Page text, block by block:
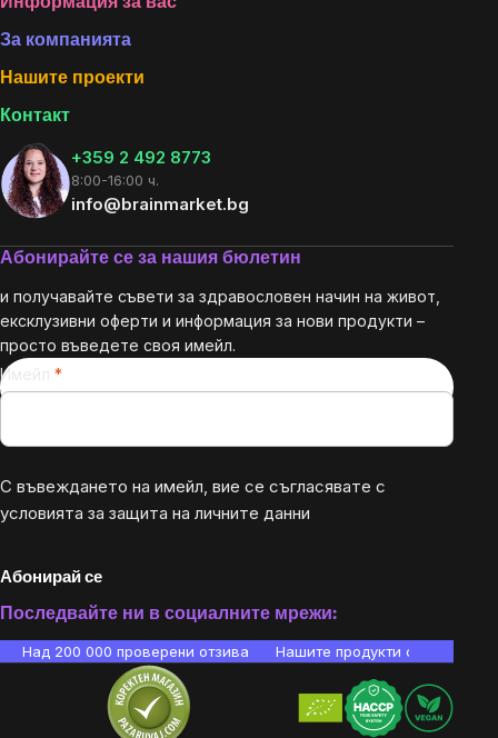
Footer
Информация за вас
За компанията
Нашите проекти
Контакт
+359 2 492 8773
8:00-16:00 ч.
info@brainmarket.bg
Абонирайте се за нашия бюлетин
и получавайте съвети за здравословен начин на живот,
ексклузивни оферти и информация за нови продукти –
просто въведете своя имейл.
Имейл
С въвеждането на имейл, вие се съгласявате с
условията за защита на личните данни
Абонирай се
Последвайте ни в социалните мрежи:
Над 200 000 проверени отзива Нашите продукти са